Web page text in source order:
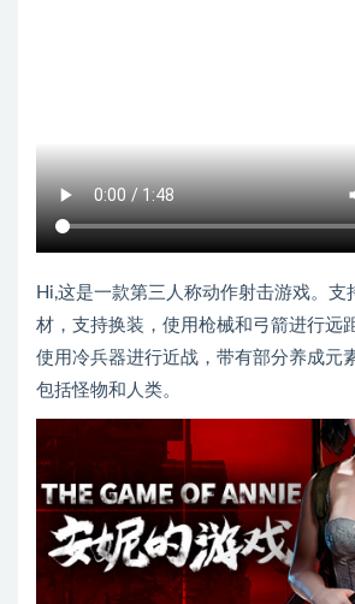
Hi,这是一款第三人称动作射击游戏。支
材，支持换装，使用枪械和弓箭进行远
使用冷兵器进行近战，带有部分养成元
包括怪物和人类。